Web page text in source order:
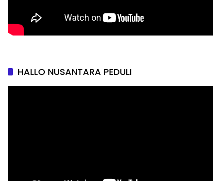
HALLO NUSANTARA PEDULI